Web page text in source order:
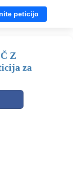
peticijo
Z
za